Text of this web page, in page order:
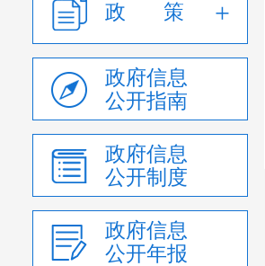
政 策
政府信息
公开指南
政府信息
公开制度
政府信息
公开年报